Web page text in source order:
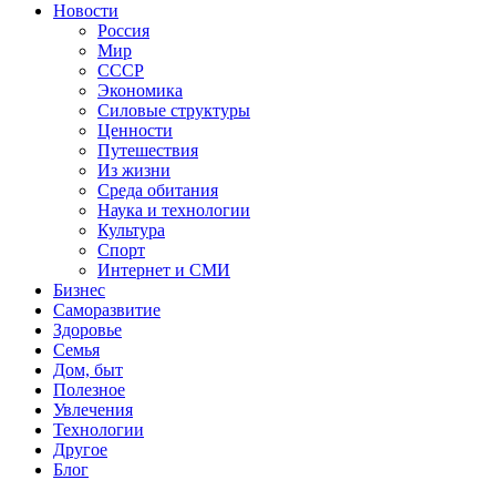
Новости
Россия
Мир
СССР
Экономика
Силовые структуры
Ценности
Путешествия
Из жизни
Среда обитания
Наука и технологии
Культура
Спорт
Интернет и СМИ
Бизнес
Саморазвитие
Здоровье
Семья
Дом, быт
Полезное
Увлечения
Технологии
Другое
Блог